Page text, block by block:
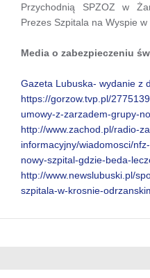
Przychodnią SPZOZ w
Prezes Szpitala na Wyspie w
Media o zabezpieczeniu
Gazeta Lubuska- wydanie z
https://gorzow.tvp.pl/
umowy-z-zarzadem-grupy-
http://www.zachod.pl/radio-
informacyjny/wiadomosci/
nowy-szpital-gdzie-beda-
http://www.newslubuski.pl/
szpitala-w-krosnie-